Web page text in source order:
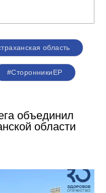
область
#СторонникиЕР
объединил
области